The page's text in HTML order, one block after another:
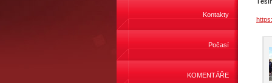
Kontakty
Počasí
KOMENTÁŘE